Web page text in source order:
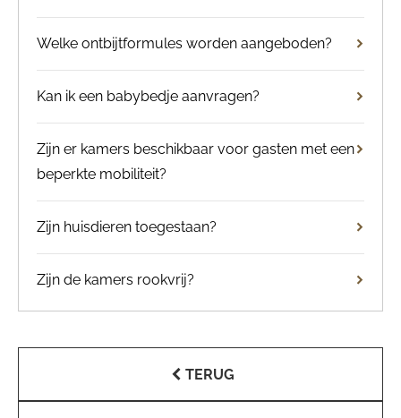
Welke ontbijtformules worden aangeboden?
Kan ik een babybedje aanvragen?
Zijn er kamers beschikbaar voor gasten met een
beperkte mobiliteit?
Zijn huisdieren toegestaan?
Zijn de kamers rookvrij?
TERUG